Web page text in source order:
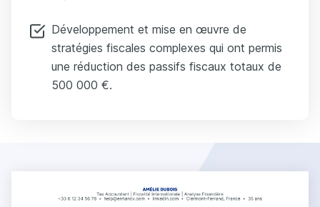
Développement et mise en œuvre de
stratégies fiscales complexes qui ont permis
une réduction des passifs fiscaux totaux de
500 000 €.